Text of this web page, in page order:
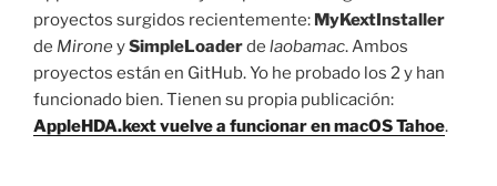
proyectos surgidos recientemente: MyKextInstaller
de MironeySimpleLoaderde laobamac. Ambos
proyectos están en GitHub. Yo he probado los 2 y han
funcionado bien. Tienen su propia publicación:
AppleHDA.kext vuelve a funcionar en macOS Tahoe.